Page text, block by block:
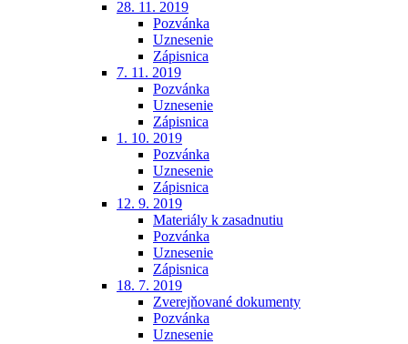
28. 11. 2019
Pozvánka
Uznesenie
Zápisnica
7. 11. 2019
Pozvánka
Uznesenie
Zápisnica
1. 10. 2019
Pozvánka
Uznesenie
Zápisnica
12. 9. 2019
Materiály k zasadnutiu
Pozvánka
Uznesenie
Zápisnica
18. 7. 2019
Zverejňované dokumenty
Pozvánka
Uznesenie